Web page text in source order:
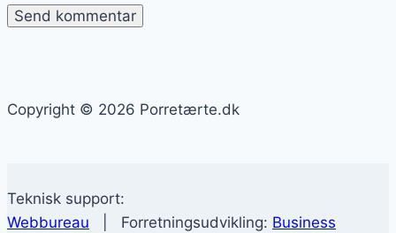
Copyright © 2026 Porretærte.dk
Teknisk support:
Webbureau | Forretningsudvikling: Business